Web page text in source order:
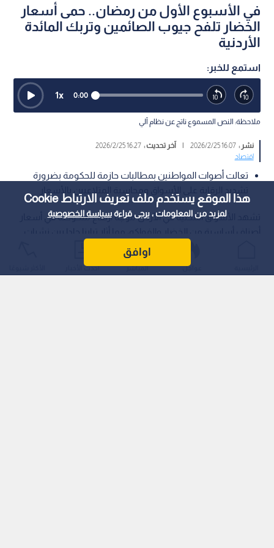
هذا الموقع يستخدم ملف تعريف الارتباط Cookie
لمزيد من المعلومات ، يرجى قراءةسياسة الخصوصية
اوافق
في الأسبوع الأول من رمضان.. حمى أسعار
الخضار تلفح جيوب الصائمين وتربك المائدة
الأردنية
استمع للخبر:
0:00
1x
ملاحظة: النص المسموع ناتج عن نظام آلي
نشر :16:07 2026/2/25
| آخر تحديث :16:27 2026/2/25
اقتصاد
تعالت أصوات المواطنين بمطالبات حازمة للحكومة بضرورة
تشهد الأسواق المحلية في الأردن موجة ارتفاع ملحوظة في أسعار
"السوق المركزي" والواقع الذي يواجهه المستهلك.
عواجل المباشر أحدث الأخبار